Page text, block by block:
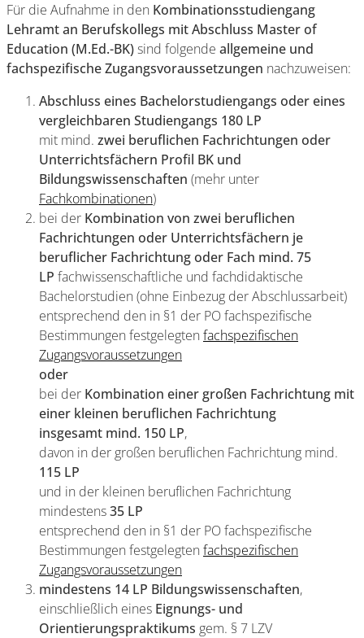
Für die Aufnahme in den Kombinationsstudiengang
Lehramt an Berufskollegs mit Abschluss Master of
Education (M.Ed.-BK)sind folgende allgemeine und
fachspezifische Zugangsvoraussetzungen nachzuweisen:
Abschluss eines Bachelorstudiengangs oder eines
vergleichbaren Studiengangs 180 LP
mit mind. zwei beruflichen Fachrichtungen oder
Unterrichtsfächern Profil BK und
Bildungswissenschaften (mehr unter
Fachkombinationen)
bei der Kombination von zwei beruflichen
Fachrichtungen oder Unterrichtsfächern je
beruflicher Fachrichtung oder Fach mind. 75
LP fachwissenschaftliche und fachdidaktische
Bachelorstudien (ohne Einbezug der Abschlussarbeit)
entsprechend den in §1 der PO fachspezifische
Bestimmungen festgelegten fachspezifischen
Zugangsvoraussetzungen
oder
bei der Kombination einer großen Fachrichtung mit
einer kleinen beruflichen Fachrichtung
insgesamt mind. 150 LP,
davon in der großen beruflichen Fachrichtung mind.
115 LP
und in der kleinen beruflichen Fachrichtung
mindestens35 LP
entsprechend den in §1 der PO fachspezifische
Bestimmungen festgelegten fachspezifischen
Zugangsvoraussetzungen
mindestens 14 LP Bildungswissenschaften,
einschließlich eines Eignungs- und
Orientierungspraktikums gem. § 7 LZV